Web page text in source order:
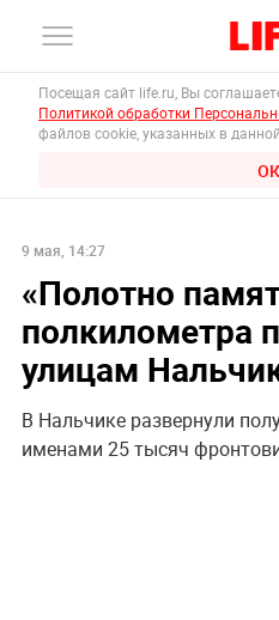
Посещая сайт life.ru, Вы
Политикой обработки
файлов cookie, указанных в
ОК
9 мая, 14:27
«Полотно
полкилометра
улицам
В Нальчике развернули
именами 25 тысяч